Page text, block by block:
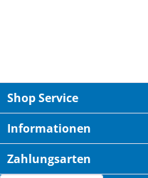
Shop Service
Informationen
Zahlungsarten